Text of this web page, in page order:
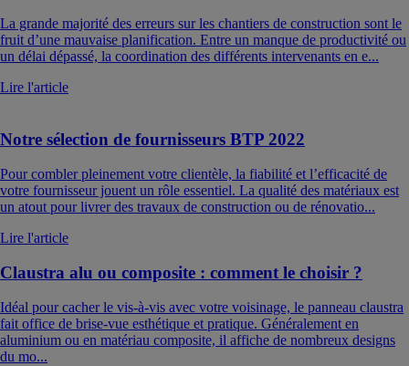
La grande majorité des erreurs sur les chantiers de construction sont le
fruit d’une mauvaise planification. Entre un manque de productivité ou
un délai dépassé, la coordination des différents intervenants en e...
Lire l'article
Notre sélection de fournisseurs BTP 2022
Pour combler pleinement votre clientèle, la fiabilité et l’efficacité de
votre fournisseur jouent un rôle essentiel. La qualité des matériaux est
un atout pour livrer des travaux de construction ou de rénovatio...
Lire l'article
Claustra alu ou composite : comment le choisir ?
Idéal pour cacher le vis-à-vis avec votre voisinage, le panneau claustra
fait office de brise-vue esthétique et pratique. Généralement en
aluminium ou en matériau composite, il affiche de nombreux designs
du mo...